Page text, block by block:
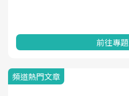
前往專題
頻道熱門文章